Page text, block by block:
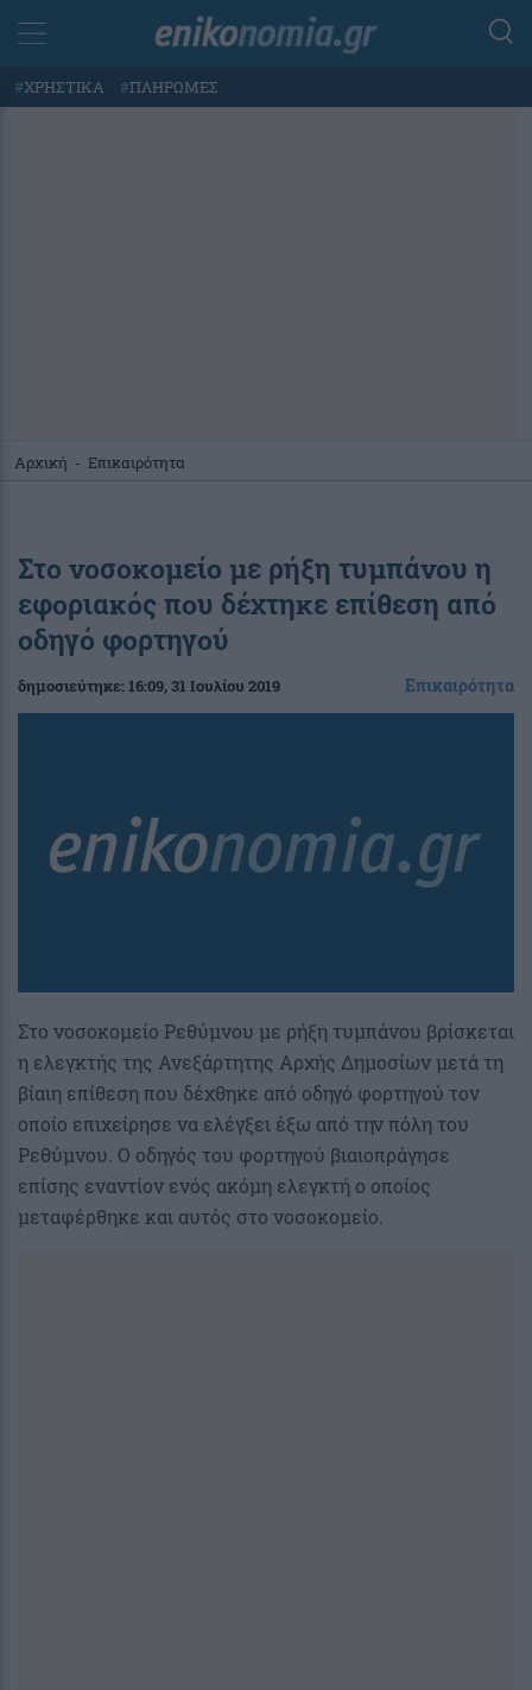
#ΧΡΗΣΤΙΚΑ #ΠΛΗΡΩΜΕΣ
Αρχική - Επικαιρότητα
Στο νοσοκομείο με ρήξη τυμπάνου η
εφοριακός που δέχτηκε επίθεση από
οδηγό φορτηγού
δημοσιεύτηκε:16:09, 31 Ιουλίου 2019 Επικαιρότητα
Στο νοσοκομείο Ρεθύμνου με ρήξη τυμπάνου βρίσκεται
η ελεγκτής της Ανεξάρτητης Αρχής Δημοσίων μετά τη
βίαιη επίθεση που δέχθηκε από οδηγό φορτηγού τον
οποίο επιχείρησε να ελέγξει έξω από την πόλη του
Ρεθύμνου. Ο οδηγός του φορτηγού βιαιοπράγησε
επίσης εναντίον ενός ακόμη ελεγκτή ο οποίος
μεταφέρθηκε και αυτός στο νοσοκομείο.